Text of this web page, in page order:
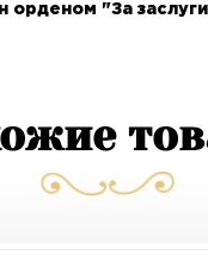
орденом "За